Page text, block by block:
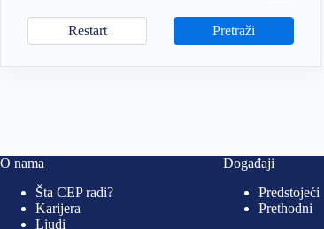
Pretraži
Restart
O nama
Šta CEP radi?
Karijera
Ljudi
Događaji
Predstojeći
Prethodni